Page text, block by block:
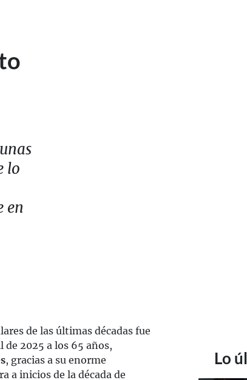
lo
en
de las últimas décadas fue
de 2025 a los 65 años,
, gracias a su enorme
a inicios de la década de
Lo